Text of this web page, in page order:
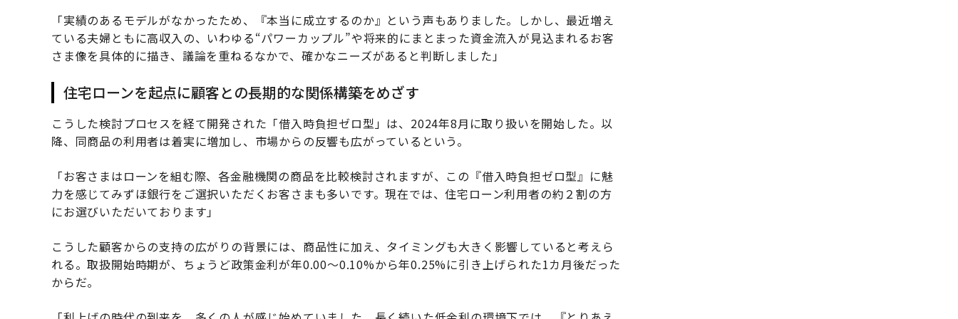
「実績のあるモデルがなかったため、『本当に成立するのか』という声もありました。しかし、最近増え
ている夫婦ともに高収入の、いわゆる“パワーカップル”や将来的にまとまった資金流入が見込まれるお客
さま像を具体的に描き、議論を重ねるなかで、確かなニーズがあると判断しました」
住宅ローンを起点に顧客との長期的な関係構築をめざす
こうした検討プロセスを経て開発された「借入時負担ゼロ型」は、2024年8月に取り扱いを開始した。以
降、同商品の利用者は着実に増加し、市場からの反響も広がっているという。
「お客さまはローンを組む際、各金融機関の商品を比較検討されますが、この『借入時負担ゼロ型』に魅
力を感じてみずほ銀行をご選択いただくお客さまも多いです。現在では、住宅ローン利用者の約２割の方
にお選びいただいております」
こうした顧客からの支持の広がりの背景には、商品性に加え、タイミングも大きく影響していると考えら
れる。取扱開始時期が、ちょうど政策金利が年0.00〜0.10%から年0.25%に引き上げられた1カ月後だった
からだ。